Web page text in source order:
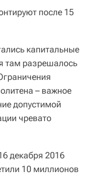
после 15
капитальные
там разрешалось
– важное
допустимой
чревато
декабря 2016
10 миллионов